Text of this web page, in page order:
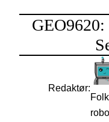
GEO9620:
Redaktør: